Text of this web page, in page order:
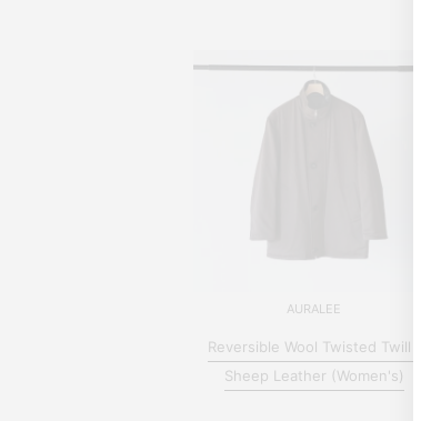
AURALEE
Reversible Wool Twisted Twill /
Sheep Leather (Women's)